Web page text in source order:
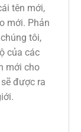
tên mới,
mới. Phản
tôi,
của các
mới cho
được ra